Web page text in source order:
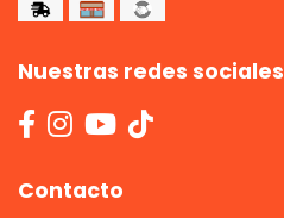
Nuestras redes sociales
Contacto